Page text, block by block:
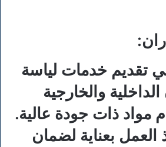
:
تقديم خدمات لياسة
الداخلية والخارجية
مواد ذات جودة عالية.
العمل بعناية لضمان